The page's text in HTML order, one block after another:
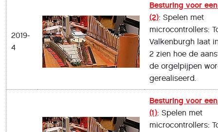
2019-
4
Besturing voor
(2): Spelen met
microcontrollers:
Valkenburgh laat
2 zien hoe de
de orgelpijpen
gerealiseerd.
Besturing voor
(1): Spelen met
microcontrollers: